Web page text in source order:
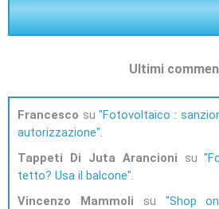
Ultimi
Francesco su Fotovoltaico :
autorizzazione
Tappeti Di Juta Arancioni su
tetto? Usa il balcone
Vincenzo Mammoli su
Shop